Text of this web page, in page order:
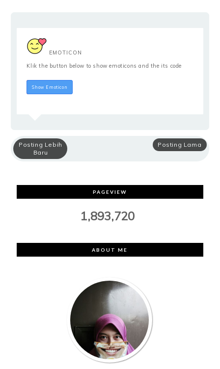
EMOTICON
Klik the button below to show emoticons and the its code
Hide Emoticon
Show Emoticon
Posting Lebih
Baru
Posting Lama
PAGEVIEW
1,893,720
ABOUT ME